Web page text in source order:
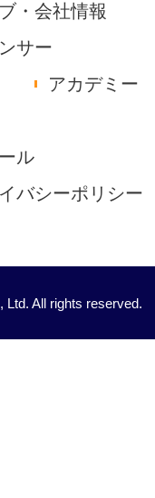
・会社情報
サー
アカデミー
ル
バシーポリシー
All rights reserved.